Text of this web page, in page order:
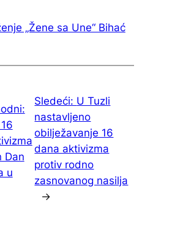
„Žene sa Une“ Bihać
Dan
u
Sledeći: U Tuzli
nastavljeno
obilježavanje 16
dana aktivizma
protiv rodno
zasnovanog nasilja
→